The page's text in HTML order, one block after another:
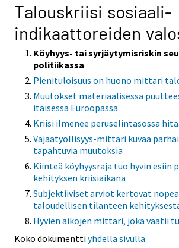
Talouskriisi sosiaali-
indikaattoreiden
Köyhyys- tai syrjäytymisriskin
politiikassa
Pienituloisuus on huono mittari
Muutokset materiaalisessa
itäisessä Euroopassa
Kriisi ilmenee peruselintasossa
Vajaatyöllisyys-mittari kuvaa
tapahtuvia muutoksia
Kiinteä köyhyysraja tuo hyvin esiin
kehityksen kriisiaikana
Subjektiiviset arviot kertovat
taloudellisen tilanteen
Hyvien aikojen mittari, joka vaatii
Koko dokumenttiyhdellä sivulla